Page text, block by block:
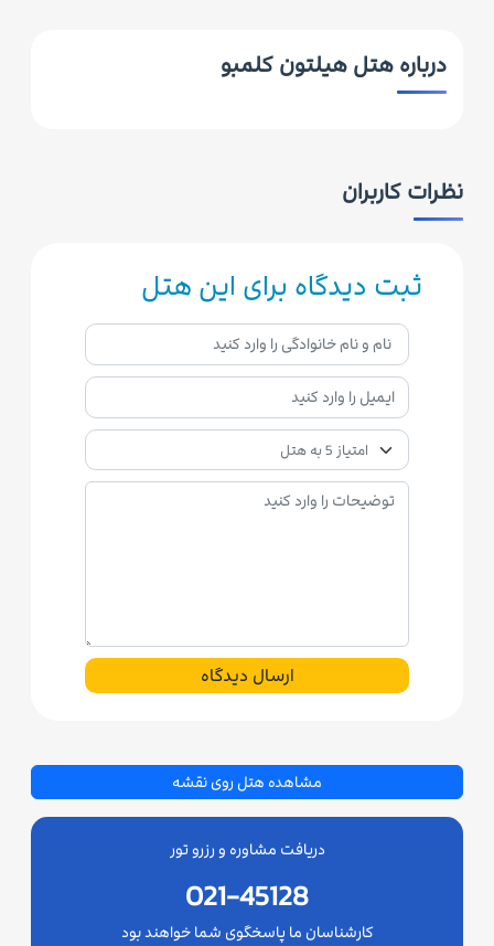
درباره هتل هیلتون کلمبو
نظرات کاربران
ثبت دیدگاه برای این هتل
ارسال دیدگاه
مشاهده هتل روی نقشه
دریافت مشاوره و رزرو تور
021-45128
کارشناسان ما پاسخگوی شما خواهند بود